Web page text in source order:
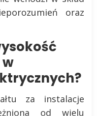
oraz
za instalacje
od wielu